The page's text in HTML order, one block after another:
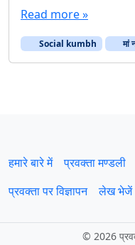
जि
कुं
रों
र
Read more »
Social kumbh मां
हमारे बारे में प्रवक्‍ता मण्डली
प्रवक्ता पर विज्ञापन
लेख भेजें
© 2026